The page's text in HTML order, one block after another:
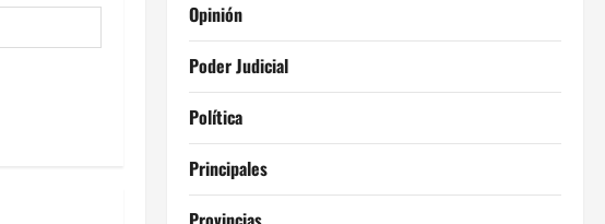
Opinión
Poder Judicial
Política
Principales